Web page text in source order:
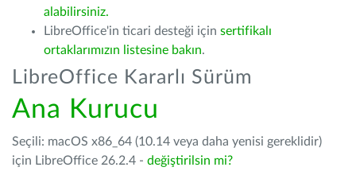
alabilirsiniz.
LibreOffice'in ticari desteği için sertifikalı
ortaklarımızın listesine bakın.
LibreOffice Kararlı Sürüm
Ana Kurucu
Seçili: macOS x86_64 (10.14 veya daha yenisi gereklidir)
için LibreOffice 26.2.4 - değiştirilsin mi?